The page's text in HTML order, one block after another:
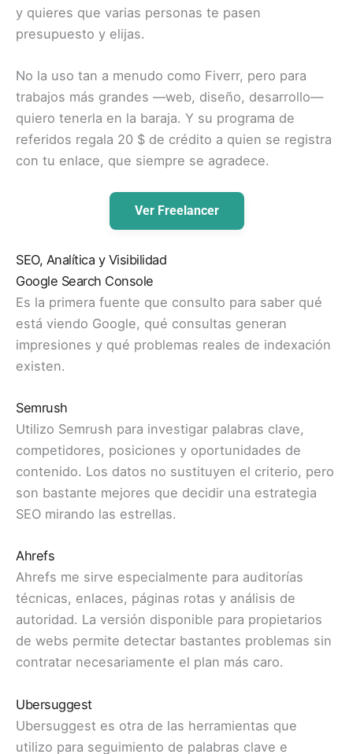
y quieres que varias personas te pasen
presupuesto y elijas.
No la uso tan a menudo como Fiverr, pero para
trabajos más grandes —web, diseño, desarrollo—
quiero tenerla en la baraja. Y su programa de
referidos regala 20 $ de crédito a quien se registra
con tu enlace, que siempre se agradece.
Ver Freelancer
SEO, Analítica y Visibilidad
Google Search Console
Es la primera fuente que consulto para saber qué
está viendo Google, qué consultas generan
impresiones y qué problemas reales de indexación
existen.
Semrush
Utilizo Semrush para investigar palabras clave,
competidores, posiciones y oportunidades de
contenido. Los datos no sustituyen el criterio, pero
son bastante mejores que decidir una estrategia
SEO mirando las estrellas.
Ahrefs
Ahrefs me sirve especialmente para auditorías
técnicas, enlaces, páginas rotas y análisis de
autoridad. La versión disponible para propietarios
de webs permite detectar bastantes problemas sin
contratar necesariamente el plan más caro.
Ubersuggest
Ubersuggest es otra de las herramientas que
utilizo para seguimiento de palabras clave e